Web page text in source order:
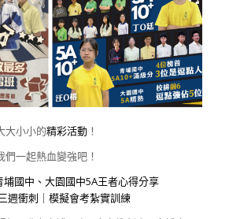
大小小的精彩活動！
一起熱血變強吧！
埔國中、大園國中5A王者心得分享
週衝刺｜模擬會考紮實訓練